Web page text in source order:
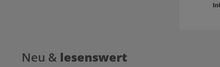
Neu & lesenswert